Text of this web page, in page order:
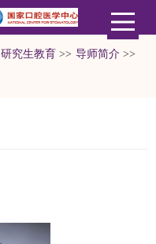
研究生教育 >> 导师简介 >>